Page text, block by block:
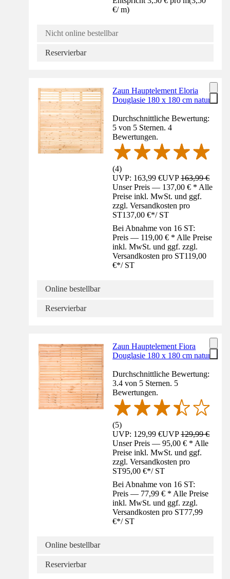
€/ m)
Nicht online bestellbar
Reservierbar
Zaun Hauptelement Eloria
Douglasie 180 x 180 cm natur
Durchschnittliche Bewertung:
5 von 5 Sternen. 4
Bewertungen.
(4)
UVP: 163,99 €UVP163,99 €
Unser Preis — 137,00 € * Alle
Preise inkl. MwSt. und ggf.
zzgl. Versandkosten pro
ST137,00 €*/ ST
Bei Abnahme von 16 ST:
Preis — 119,00 € * Alle Preise
inkl. MwSt. und ggf. zzgl.
Versandkosten pro ST119,00
€*/ ST
Online bestellbar
Reservierbar
Zaun Hauptelement Fiora
Douglasie 180 x 180 cm natur
Durchschnittliche Bewertung:
3.4 von 5 Sternen. 5
Bewertungen.
(5)
UVP: 129,99 €UVP129,99 €
Unser Preis — 95,00 € * Alle
Preise inkl. MwSt. und ggf.
zzgl. Versandkosten pro
ST95,00 €*/ ST
Bei Abnahme von 16 ST:
Preis — 77,99 € * Alle Preise
inkl. MwSt. und ggf. zzgl.
Versandkosten pro ST77,99
€*/ ST
Online bestellbar
Reservierbar